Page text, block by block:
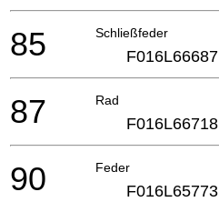
Schließfeder
85 F016L66687
Rad
87 F016L66718
Feder
90 F016L65773